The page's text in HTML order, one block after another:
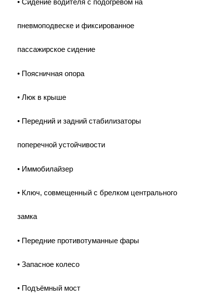
• Сидение водителя с подогревом на
пневмоподвеске и фиксированное
пассажирское сидение
• Поясничная опора
• Люк в крыше
• Передний и задний стабилизаторы
поперечной устойчивости
• Иммобилайзер
• Ключ, совмещенный с брелком центрального
замка
• Передние противотуманные фары
• Запасное колесо
• Подъёмный мост